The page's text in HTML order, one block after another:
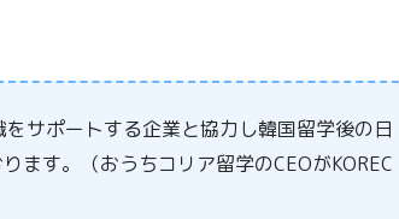
サポートする企業と協力し韓国留学後の日
ます。（おうちコリア留学のCEOがKOREC